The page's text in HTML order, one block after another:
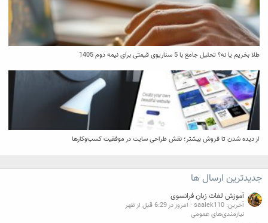
طلا بخریم یا نه؟ تحلیل جامع با 5 سناریوی قیمتی برای نیمه دوم 1405
از دیده شدن تا فروش بیشتر؛ نقش طراحی سایت در موفقیت کسب‌وکارها
جدیدترین ارسال ها
آموزش لغات زبان فرانسوی
آخرین: saalek110
امروز در 6:29 قبل از ظهر
نیازمندی‌های عمومی